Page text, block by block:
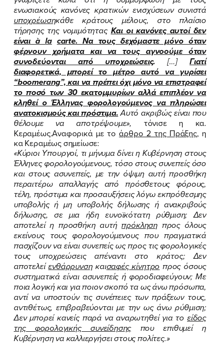
ΕΡΓΟ
ΕΚΔΗΛΩΣΕΙΣ
ΝΕΑ
ΕΛΑ ΚΙ ΕΣΥ
FB IN TW YT LN VB TIKTOK
ενωσιακούς κανόνες κρατικών ενισχύσεων συνιστά
υποχρέωσηκάθε κράτους μέλους, στο πλαίσιο
τήρησης της νομιμότητας Και οι κανόνες αυτοί δεν
είναι àla carte. Να τους δεχόμαστε μόνο όταν
φέρνουν χρήματα και να τους αγνοούμε όταν
συνοδεύονται από υποχρεώσεις.[…]
Γιατί
διαφορετικά, μπορεί το μέτρο αυτό να γυρίσει
“boomerang”, και να πρέπει όχι μόνο να επιστραφεί
το ποσό των 30 εκατομμυρίων αλλά επιπλέον να
κληθεί ο Έλληνας φορολογούμενος να πληρώσει
ανατοκισμούς και πρόστιμα.Αυτό ακριβώς είναι που
θέλουμε να αποτρέψουμε», τόνισε η κα.
Κεραμέως.Αναφορικά με τοάρθρο 2 της Πράξης, η
κα Κεραμέως σημείωσε:
«Κύριοι Υπουργοί, τι μήνυμα δίνει η Κυβέρνηση στους
Έλληνες φορολογούμενους, τόσο στους συνεπείς όσο
και στους ασυνεπείς, με την όψιμη αυτή προσθήκη
περαιτέρω απαλλαγής από πρόσθετους φόρους,
τέλη, πρόστιμα και προσαυξήσεις λόγω εκπρόθεσμης
υποβολής ή μη υποβολής δήλωσης ή ανακριβούς
δήλωσης, σε μια ήδη ευνοϊκότατη ρύθμιση; Δεν
αποτελεί η προσθήκη αυτήπρόκλησηπρος όλους
εκείνους τους φορολογούμενους που πραγματικά
πασχίζουν να είναι συνεπείς ως προς τις φορολογικές
τους υποχρεώσεις απέναντι στο κράτος; Δεν
αποτελείενθάρρυνσηκαισαφές κίνητρο προς όσους
συστηματικά είναι ασυνεπείς ή φοροδιαφεύγουν; Με
ποια λογική και για ποιον σκοπό τα ως άνω πρόσωπα,
αντί να υποστούν τις συνέπειες των πράξεων τους,
αντιθέτως, επιβραβεύονται με την ως άνω ρύθμιση;
Δεν μπορεί κανείς παρά να αναρωτηθεί για το είδος
της φορολογικής συνείδησης που επιθυμεί η
Κυβέρνηση να καλλιεργήσει στους πολίτες.»